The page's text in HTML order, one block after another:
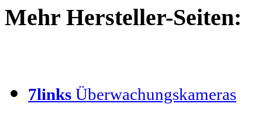
Mehr Hersteller-Seiten:
7links Überwachungskameras